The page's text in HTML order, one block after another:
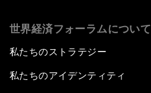
世界経済フォーラムについて
私たちのストラテジー
私たちのアイデンティティ